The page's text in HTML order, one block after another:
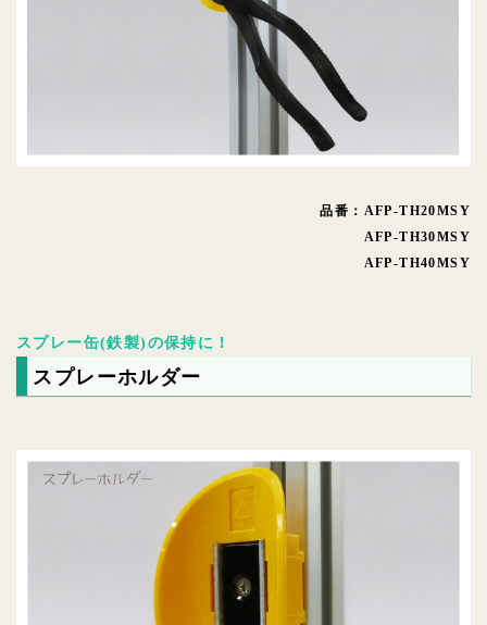
品番：AFP-TH20MSY
AFP-TH30MSY
AFP-TH40MSY
スプレー缶(鉄製)の保持に！
スプレーホルダー